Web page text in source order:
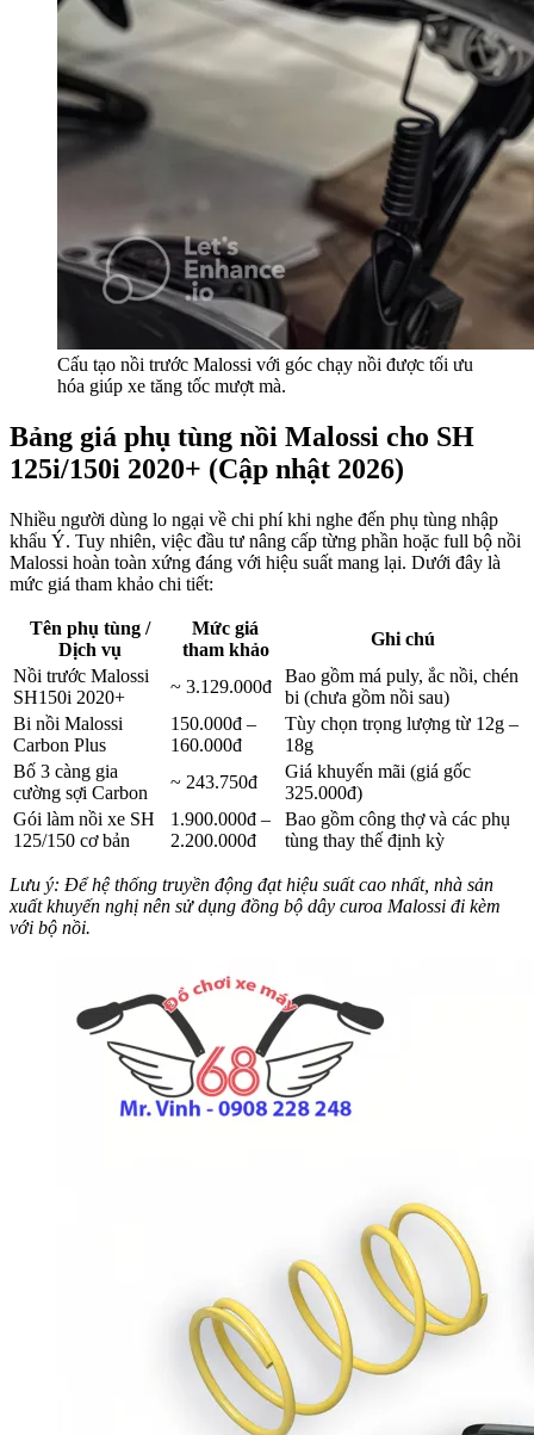
Cấu tạo nồi trước Malossi với góc chạy nồi được tối ưu
hóa giúp xe tăng tốc mượt mà.
Bảng giá phụ tùng nồi Malossi cho SH
125i/150i 2020+ (Cập nhật 2026)
Nhiều người dùng lo ngại về chi phí khi nghe đến phụ tùng nhập
khẩu Ý. Tuy nhiên, việc đầu tư nâng cấp từng phần hoặc full bộ nồi
Malossi hoàn toàn xứng đáng với hiệu suất mang lại. Dưới đây là
mức giá tham khảo chi tiết:
Tên phụ tùng /
Dịch vụ
Mức giá
tham khảo
Ghi chú
Nồi trước Malossi
SH150i 2020+
~ 3.129.000đ
Bao gồm má puly, ắc nồi, chén
bi (chưa gồm nồi sau)
Bi nồi Malossi
Carbon Plus
150.000đ –
160.000đ
Tùy chọn trọng lượng từ 12g –
18g
Bố 3 càng gia
cường sợi Carbon
~ 243.750đ
Giá khuyến mãi (giá gốc
325.000đ)
Gói làm nồi xe SH
125/150 cơ bản
1.900.000đ –
2.200.000đ
Bao gồm công thợ và các phụ
tùng thay thế định kỳ
Lưu ý: Để hệ thống truyền động đạt hiệu suất cao nhất, nhà sản
xuất khuyến nghị nên sử dụng đồng bộ dây curoa Malossi đi kèm
với bộ nồi.